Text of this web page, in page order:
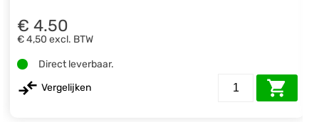
€ 4.50
€ 4,50 excl. BTW
Direct leverbaar.
Vergelijken